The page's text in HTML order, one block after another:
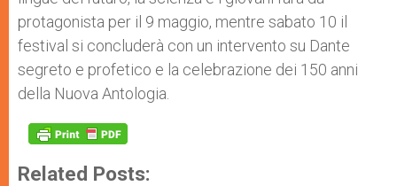
protagonista per il 9 maggio, mentre sabato 10 il
festival si concluderà con un intervento su Dante
segreto e profetico e la celebrazione dei 150 anni
della Nuova Antologia.
Related Posts: